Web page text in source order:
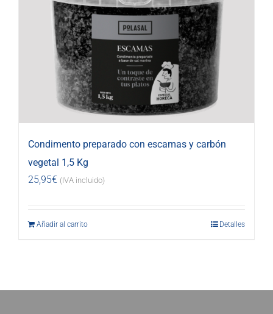
Condimento preparado con escamas y carbón
vegetal 1,5 Kg
25,95€ (IVA incluido)
Añadir al carrito Detalles